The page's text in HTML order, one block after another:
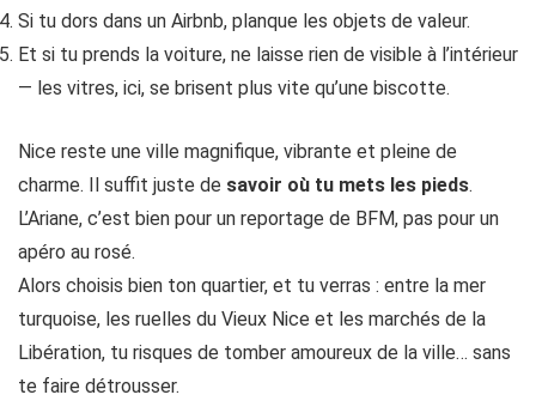
Si tu dors dans un Airbnb, planque les objets de valeur.
Et si tu prends la voiture, ne laisse rien de visible à l’intérieur
— les vitres, ici, se brisent plus vite qu’une biscotte.
Nice reste une ville magnifique, vibrante et pleine de
charme. Il suffit juste de savoir où tu mets les pieds.
L’Ariane, c’est bien pour un reportage de BFM, pas pour un
apéro au rosé.
Alors choisis bien ton quartier, et tu verras : entre la mer
turquoise, les ruelles du Vieux Nice et les marchés de la
Libération, tu risques de tomber amoureux de la ville… sans
te faire détrousser.